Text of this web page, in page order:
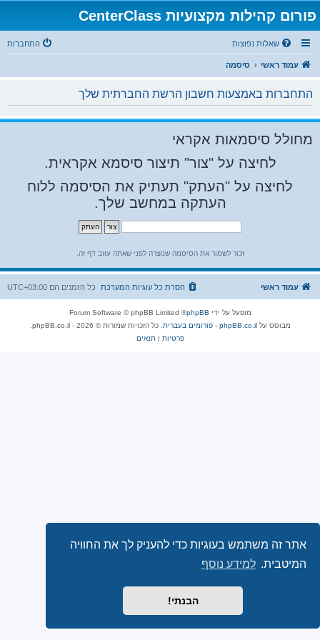
אתר זה משתמש בעוגיות כדי להעניק לך את החוויה
המיטבית. למידע נוסף
הבנתי!
פורום קהילות מקצועיות CenterClass
שאלות נפוצות התחברות
עמוד ראשי סיסמה
התחברות באמצעות חשבון הרשת החברתית שלך
מחולל סיסמאות אקראי
לחיצה על "צור" תיצור סיסמא אקראית.
לחיצה על "העתק" תעתיק את הסיסמה ללוח
העתקה במחשב שלך.
זכור לשמור את הסיסמה שנוצרה לפני שאתה עוזב דף זה.
עמוד ראשי כל הזמנים הם UTC+03:00 הסרת כל עוגיות המערכת
מופעל על ידי phpBB
® Forum Software © phpBB Limited
מבוסס עלphpBB.co.il - פורומים בעברית
. כל הזכויות שמורות © 2026 - phpBB.co.il.
פרטיות |תנאים